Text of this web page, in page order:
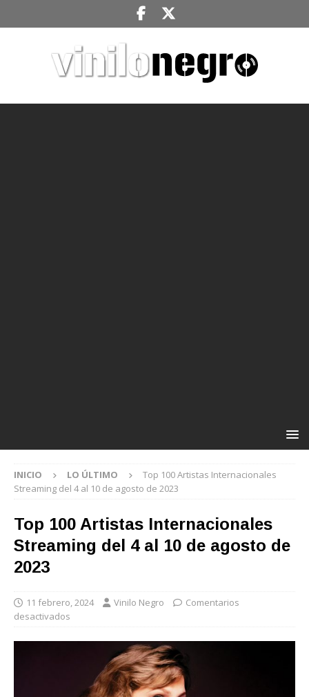
INICIO LO ÚLTIMO
Top 100 Artistas Internacionales
Streaming del 4 al 10 de agosto de 2023
Top 100 Artistas Internacionales
Streaming del 4 al 10 de agosto de
2023
11 febrero, 2024 Vinilo Negro
Comentarios
desactivados